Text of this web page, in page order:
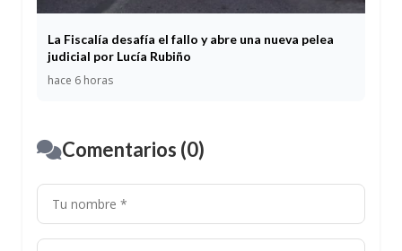
La Fiscalía desafía el fallo y abre una nueva pelea
judicial por Lucía Rubiño
hace 6 horas
Comentarios (0)